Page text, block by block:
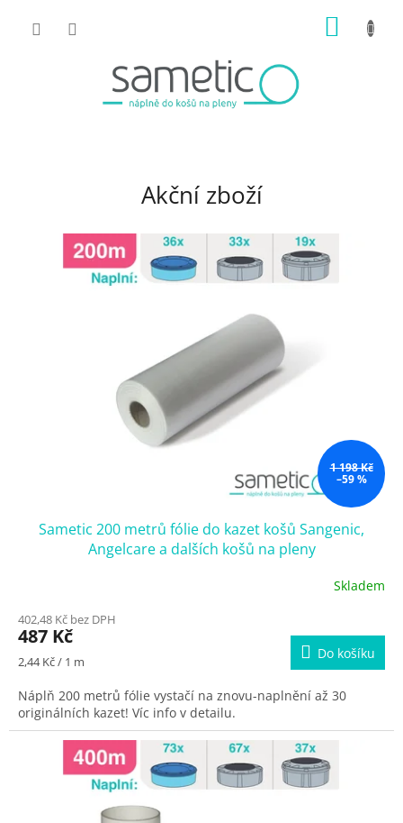
Akční zboží
1 198 Kč
–59 %
Sametic 200 metrů fólie do kazet košů Sangenic,
Angelcare a dalších košů na pleny
Skladem
402,48 Kč bez DPH
487 Kč
Měrná
2,44 Kč / 1 m Do košíku
Náplň 200 metrů fólie vystačí na znovu-naplnění až 30
originálních kazet! Víc info v detailu.